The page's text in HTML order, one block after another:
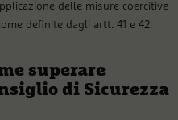
delle misure coercitive
definite dagli artt. 41 e 42.
superare
di Sicurezza